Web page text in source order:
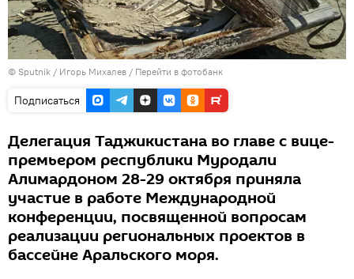
© Sputnik / Игорь Михалев / Перейти в фотобанк
Подписаться
Делегация Таджикистана во главе с вице-
премьером республики Муродали
Алимардоном 28-29 октября приняла
участие в работе Международной
конференции, посвященной вопросам
реализации региональных проектов в
бассейне Аральского моря.